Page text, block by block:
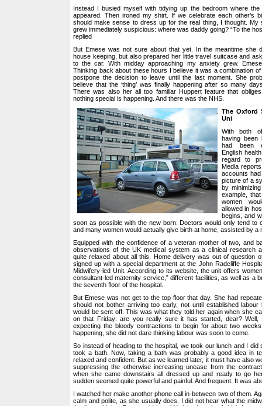
Instead I busied myself with tidying up the bedroom where the
appeared. Then ironed my shirt. If we celebrate each other’s
should make sense to dress up for the real thing, I thought. My
grew immediately suspicious: where was daddy going? “To the
replied
But Emese was not sure about that yet. In the meantime she
house keeping, but also prepared her little travel suitcase and
to the car. With midday approaching my anxiety grew.
Thinking back about these hours I believe it was a combination
postpone the decision to leave until the last moment. She
believe that the ‘thing’ was finally happening after so many
There was also her all too familiar Huppert feature that
nothing special is happening. And there was the NHS.
The Oxford
Uni
With both
having been
had been
English
regard to
Media
accounts
picture of a
by
example,
women
allowed in
begins, and
soon as possible with the new born. Doctors would only tend to
and many women would actually give birth at home, assisted by a
Equipped with the confidence of a veteran mother of two, and
observations of the UK medical system as a clinical research
quite relaxed about all this. Home delivery was out of question
signed up with a special department at the John Radcliffe
Midwifery-led Unit. According to its website, the unit offers
consultant-led maternity service,” different facilities, as well as a
the seventh floor of the hospital.
But Emese was not get to the top floor that day. She had
should not bother arriving too early, not until established labour
would be sent off. This was what they told her again when she
on that Friday: are you really sure it has started, dear? Well,
expecting the bloody contractions to begin for about two
happening, she did not dare thinking labour was soon to come.
So instead of heading to the hospital, we took our lunch and I did
took a bath. Now, taking a bath was probably a good idea in
relaxed and confident. But as we learned later, it must have also
suppressing the otherwise increasing unease from the
when she came downstairs all dressed up and ready to go
sudden seemed quite powerful and painful. And frequent. It was
I watched her make another phone call in-between two of them.
calm and polite, as she usually does. I did not hear what the